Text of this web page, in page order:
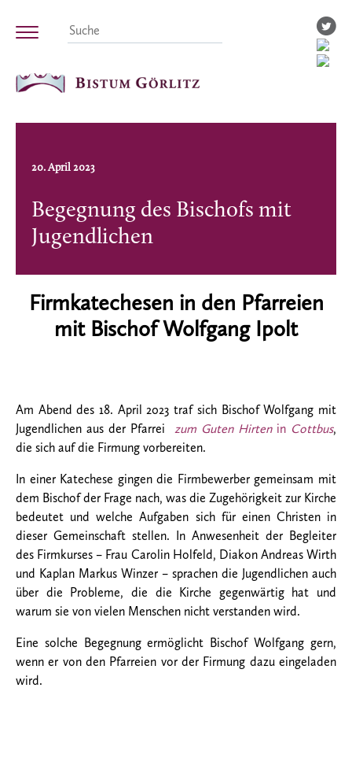
20. April 2023
Begegnung des Bischofs mit
Jugendlichen
Firmkatechesen in den Pfarreien
mit Bischof Wolfgang Ipolt
Am Abend des 18. April 2023 traf sich Bischof Wolfgang mit
Jugendlichen aus der Pfarrei zum Guten Hirtenin Cottbus,
die sich auf die Firmung vorbereiten.
In einer Katechese gingen die Firmbewerber gemeinsam mit
dem Bischof der Frage nach, was die Zugehörigkeit zur Kirche
bedeutet und welche Aufgaben sich für einen Christen in
dieser Gemeinschaft stellen. In Anwesenheit der Begleiter
des Firmkurses – Frau Carolin Holfeld, Diakon Andreas Wirth
und Kaplan Markus Winzer – sprachen die Jugendlichen auch
über die Probleme, die die Kirche gegenwärtig hat und
warum sie von vielen Menschen nicht verstanden wird.
Eine solche Begegnung ermöglicht Bischof Wolfgang gern,
wenn er von den Pfarreien vor der Firmung dazu eingeladen
wird.